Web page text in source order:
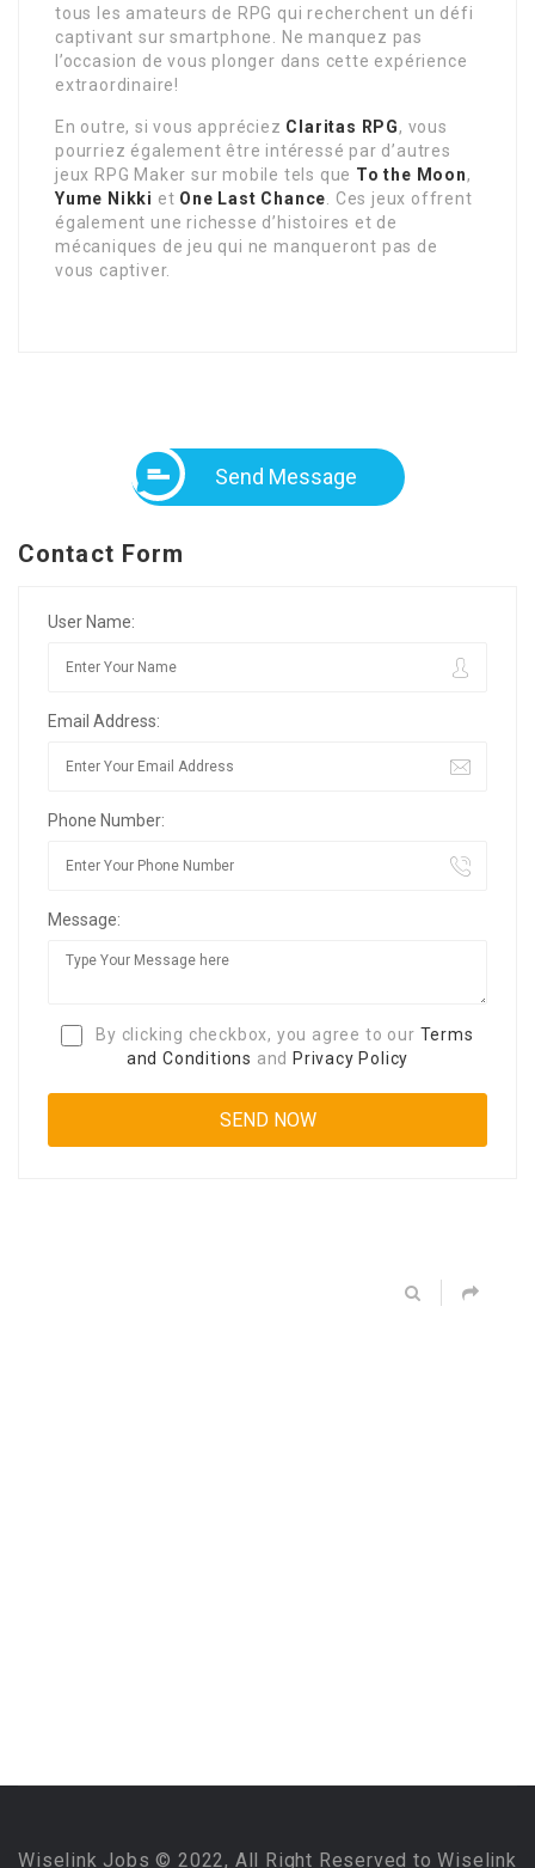
tous les amateurs de RPG qui recherchent un défi
captivant sur smartphone. Ne manquez pas
l’occasion de vous plonger dans cette expérience
extraordinaire!
En outre, si vous appréciez Claritas RPG, vous
pourriez également être intéressé par d’autres
jeux RPG Maker sur mobile tels que To the Moon,
Yume Nikki et One Last Chance . Ces jeux offrent
également une richesse d’histoires et de
mécaniques de jeu qui ne manqueront pas de
vous captiver.
Send Message
Contact Form
User Name:
Email Address:
Phone Number:
Message:
By clicking checkbox, you agree to our Terms
and Conditions and Privacy Policy
Wiselink Jobs © 2022, All Right Reserved to Wiselink